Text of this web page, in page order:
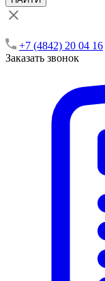
+7 (4842) 20 04 16
Заказать звонок